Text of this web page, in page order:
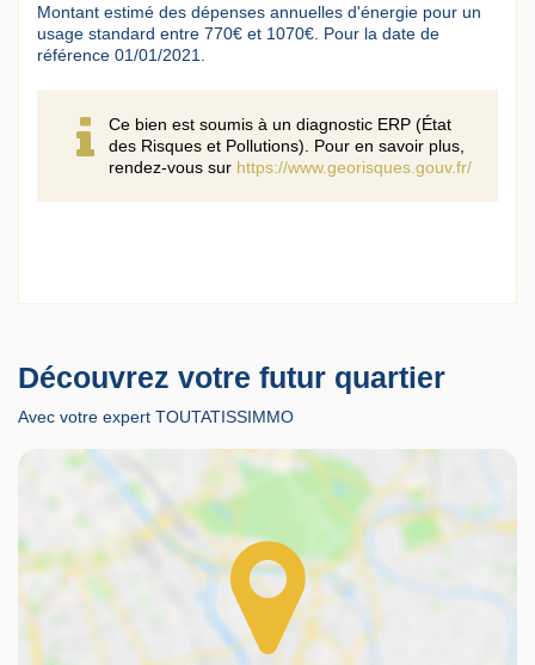
Montant estimé des dépenses annuelles d'énergie pour un
usage standard entre 770€ et 1070€. Pour la date de
référence 01/01/2021.
Ce bien est soumis à un diagnostic ERP (État
des Risques et Pollutions). Pour en savoir plus,
rendez-vous sur https://www.georisques.gouv.fr/
Découvrez votre futur quartier
Avec votre expert TOUTATISSIMMO